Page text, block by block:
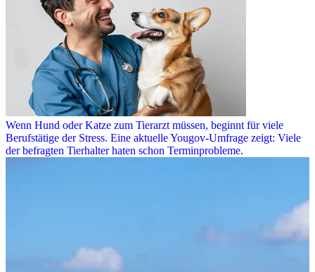
Wenn Hund oder Katze zum Tierarzt müssen, beginnt für viele
Berufstätige der Stress. Eine aktuelle Yougov-Umfrage zeigt: Viele
der befragten Tierhalter haten schon Terminprobleme.